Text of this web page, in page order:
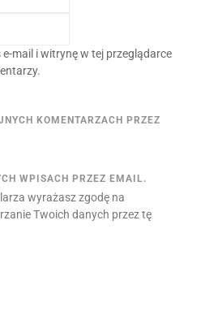
e-mail i witrynę w tej przeglądarce
KOMENTARZACH PRZEZ
WPISACH PRZEZ EMAIL.
wyrażasz zgodę na
Twoich danych przez tę